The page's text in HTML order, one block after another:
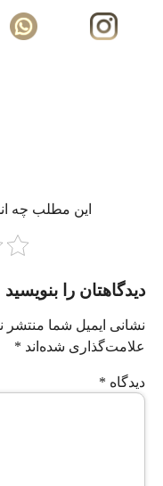
این مطلب چه‌
دیدگاهتان را بنویسید
نشانی ایمیل شما منتشر
علامت‌گذاری شده‌اند *
دیدگاه *